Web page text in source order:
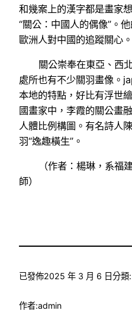
和幾案上的漢字都是畫家
“關公：中國人的偶像”。
歐洲人對中國的追蹤關心。
關公崇奉在東亞、西
處所也有不少關羽畫像。
本地的特點，好比有浮世
國畫家中，李霞的關公畫
人體比例構圖。有名詩人
羽“逸趣橫生”。
（作者：楊琳，系福
師）
已發佈2025 年 3 月 6 日分類:
作者:admin